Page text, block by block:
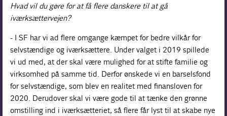
Hvad vil du gøre for at få flere danskere til at gå
iværksættervejen?
- I SF har vi ad flere omgange kæmpet for bedre vilkår for
selvstændige og iværksættere. Under valget i 2019 spillede
vi ud med, at der skal være mulighed for at stifte familie og
virksomhed på samme tid. Derfor ønskede vi en barselsfond
for selvstændige, som blev en realitet med finansloven for
2020. Derudover skal vi være gode til at tænke den grønne
omstilling ind i iværksætteriet, så flere får lyst til at skabe nye